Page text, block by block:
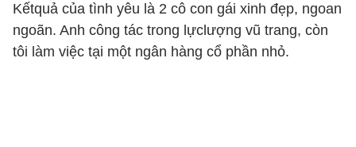
Kếtquả của tình yêu là 2 cô con gái xinh đẹp, ngoan
ngoãn. Anh công tác trong lựclượng vũ trang, còn
tôi làm việc tại một ngân hàng cổ phần nhỏ.